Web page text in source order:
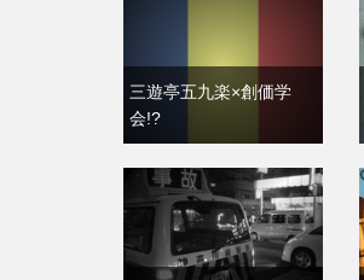
三遊亭五九楽×創価学
会!?